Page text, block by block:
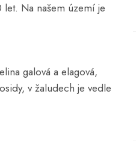
Na našem území je
galová a elagová,
v žaludech je vedle